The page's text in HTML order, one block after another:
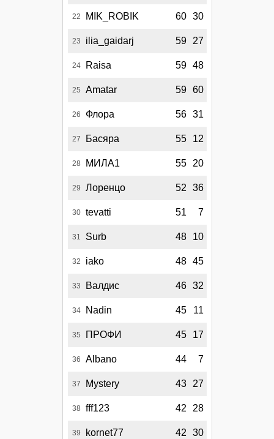
22 MIK_ROBIK 60 30
23 ilia_gaidarj 59 27
24 Raisa 59 48
25 Amatar 59 60
26 Флора 56 31
27 Басяра 55 12
28 МИЛА1 55 20
29 Лоренцо 52 36
30 tevatti 51 7
31 Surb 48 10
32 iako 48 45
33 Валдис 46 32
34 Nadin 45 11
35 ПРОФИ 45 17
36 Albano 44 7
37 Mystery 43 27
38 fff123 42 28
39 kornet77 42 30